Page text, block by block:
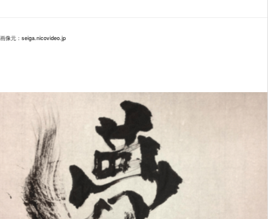
画像元： seiga.nicovideo.jp